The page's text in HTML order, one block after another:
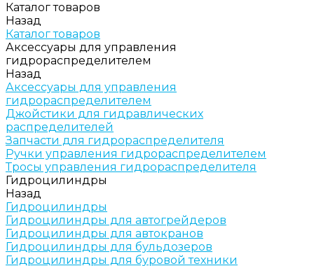
Каталог товаров
Назад
Каталог товаров
Аксессуары для управления
гидрораспределителем
Назад
Аксессуары для управления
гидрораспределителем
Джойстики для гидравлических
распределителей
Запчасти для гидрораспределителя
Ручки управления гидрораспределителем
Тросы управления гидрораспределителя
Гидроцилиндры
Назад
Гидроцилиндры
Гидроцилиндры для автогрейдеров
Гидроцилиндры для автокранов
Гидроцилиндры для бульдозеров
Гидроцилиндры для буровой техники